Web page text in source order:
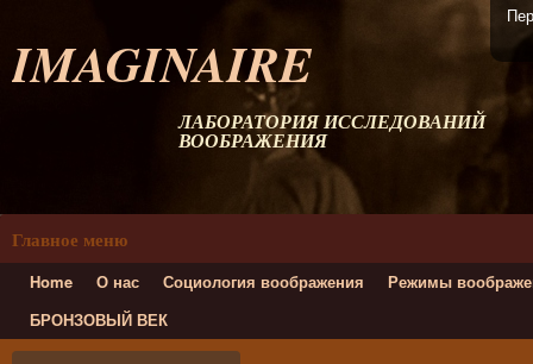
IMAGINAIRE
ЛАБОРАТОРИЯ ИССЛЕДОВАНИЙ
ВООБРАЖЕНИЯ
Главное меню
Home О нас Социология воображения
Режимы
БРОНЗОВЫЙ ВЕК